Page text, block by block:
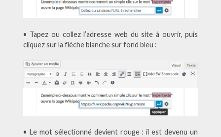
• Tapez ou collez l’adresse web du site à ouvrir, puis
cliquez sur la flèche blanche sur fond bleu :
• Le mot sélectionné devient rouge : il est devenu un